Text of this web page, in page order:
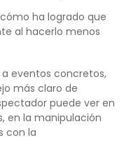
ha logrado que
al hacerlo menos
eventos concretos,
más claro de
puede ver en
en la manipulación
con la